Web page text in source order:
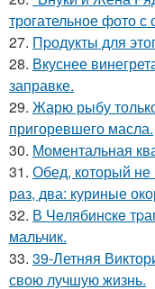
трогательное фото с
27. Пpодукты для
28. Вкуснее
заправке.
29. Жарю рыбу
пригоревшего масла.
30. Моментальная
31. Обед, который не
раз, два: куриные
32. В Чeлябинcкe
мальчик.
33. 39-Летняя
свою лучшую жизнь.